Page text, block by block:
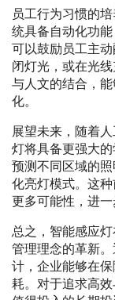
员工行为习惯的
统具备自动化功
可以鼓励员工主
闭灯光，或在光
与人文的结合，
化。
展望未来，随着
灯将具备更强大
预测不同区域的
化亮灯模式。这
更多可能性，进一
总之，智能感应
管理理念的革新
计，企业能够在
耗。对于追求高